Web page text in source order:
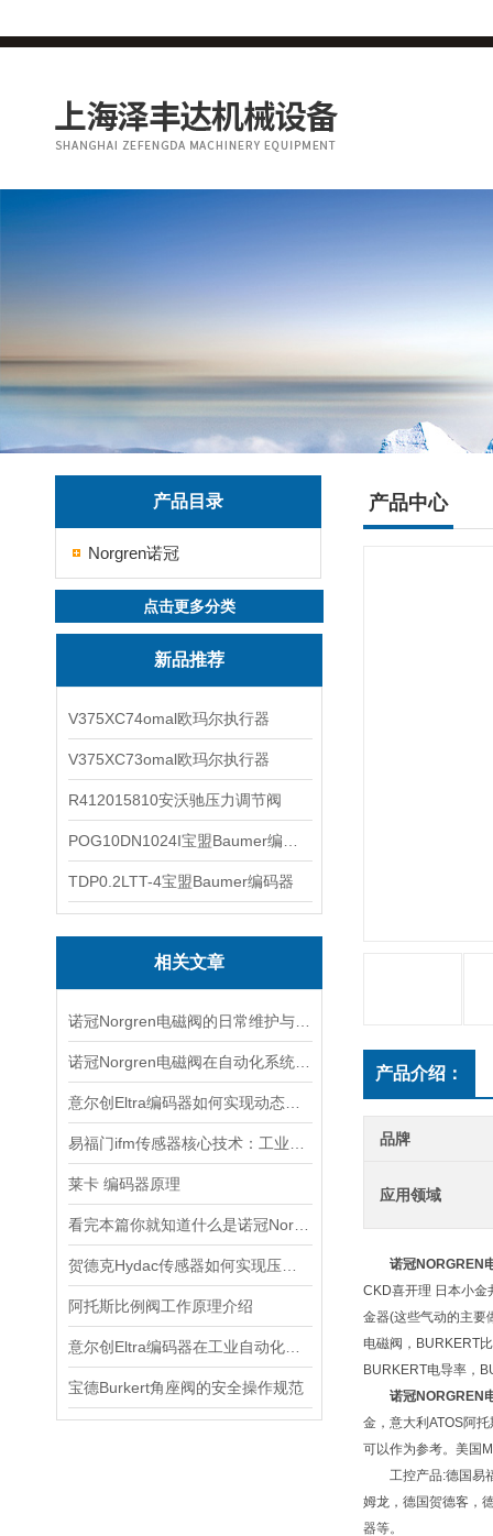
产品目录
Norgren诺冠
点击更多分类
新品推荐
V375XC74omal欧玛尔执行器
V375XC73omal欧玛尔执行器
R412015810安沃驰压力调节阀
TDP0.2LTT-4宝盟Baumer编码器
相关文章
莱卡 编码器原理
阿托斯比例阀工作原理介绍
宝德Burkert角座阀的安全操作规范
产品中心
产品介绍：
品牌
应用领域
诺冠NORGREN
CKD喜开理 日本小金
金器(这些气动的主要
电磁阀，BURKERT
BURKERT电导率，
诺冠NORGREN
金，意大利ATOS阿
可以作为参考。美国
工控产品:德国易福
姆龙，德国贺德客，
器等。